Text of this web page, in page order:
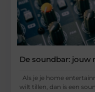
De soundbar: jouw
Als je je home
wilt tillen, dan is een